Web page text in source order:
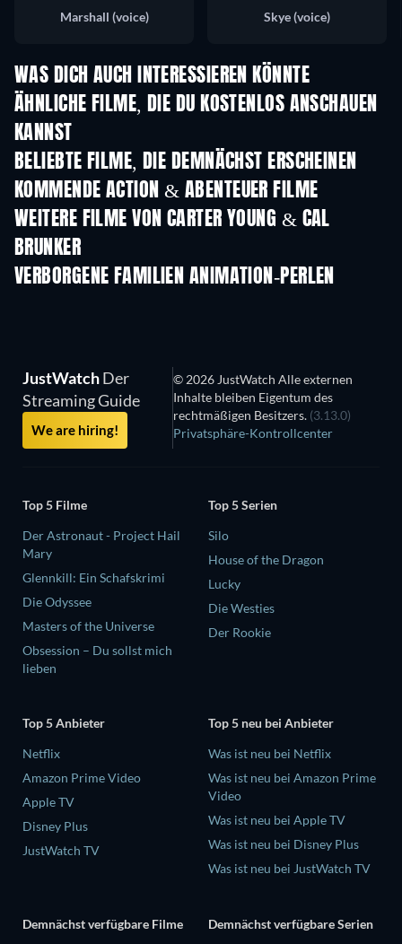
Marshall (voice)
Skye (voice)
WAS DICH AUCH INTERESSIEREN KÖNNTE
ÄHNLICHE FILME, DIE DU KOSTENLOS ANSCHAUEN
KANNST
BELIEBTE FILME, DIE DEMNÄCHST ERSCHEINEN
KOMMENDE ACTION & ABENTEUER FILME
WEITERE FILME VON CARTER YOUNG & CAL
BRUNKER
VERBORGENE FAMILIEN ANIMATION-PERLEN
JustWatchDer
Streaming Guide
We are hiring!
© 2026 JustWatch Alle externen
Inhalte bleiben Eigentum des
rechtmäßigen Besitzers. (3.13.0)
Privatsphäre-Kontrollcenter
Top 5 Filme
Der Astronaut - Project Hail
Mary
Glennkill: Ein Schafskrimi
Die Odyssee
Masters of the Universe
Obsession – Du sollst mich
lieben
Top 5 Serien
Silo
House of the Dragon
Lucky
Die Westies
Der Rookie
Top 5 Anbieter
Netflix
Amazon Prime Video
Apple TV
Disney Plus
JustWatch TV
Top 5 neu bei Anbieter
Was ist neu bei Netflix
Was ist neu bei Amazon Prime
Video
Was ist neu bei Apple TV
Was ist neu bei Disney Plus
Was ist neu bei JustWatch TV
Demnächst verfügbare Filme Demnächst verfügbare Serien